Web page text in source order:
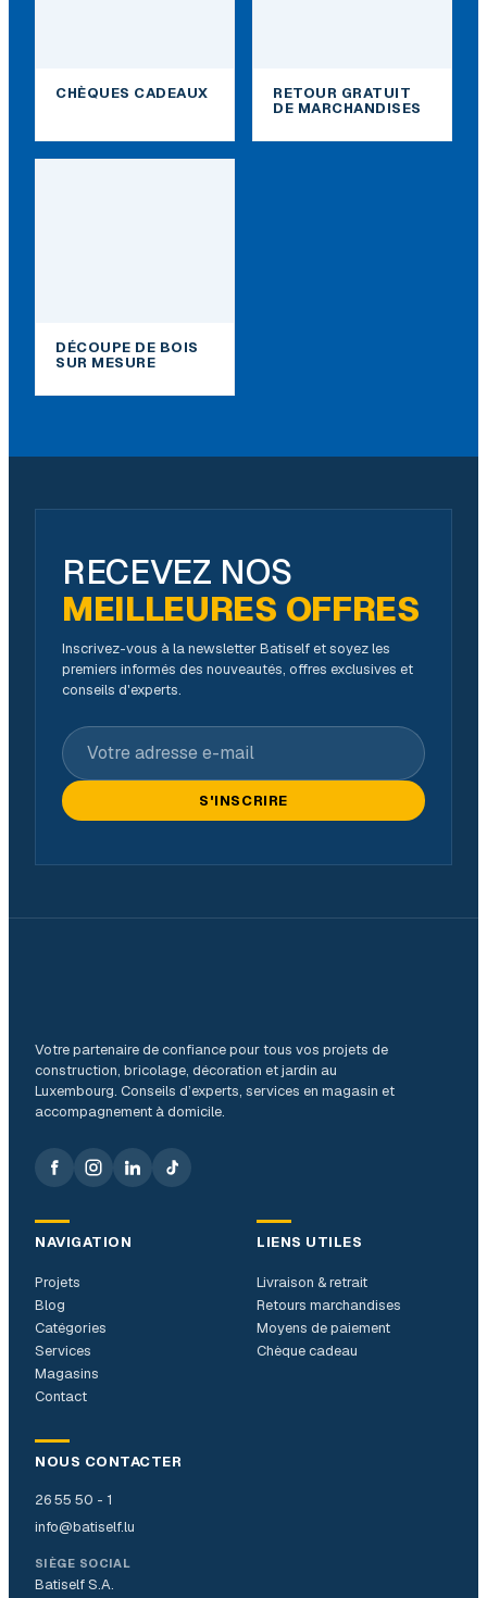
CHÈQUES CADEAUX
RETOUR GRATUIT
DE MARCHANDISES
DÉCOUPE DE BOIS
SUR MESURE
RECEVEZ NOS
MEILLEURES OFFRES
Inscrivez-vous à la newsletter Batiself et soyez les
premiers informés des nouveautés, offres exclusives et
conseils d'experts.
Votre adresse e-mail
S'INSCRIRE
Votre partenaire de confiance pour tous vos projets de
construction, bricolage, décoration et jardin au
Luxembourg. Conseils d’experts, services en magasin et
accompagnement à domicile.
NAVIGATION
Projets
Blog
Catégories
Services
Magasins
Contact
LIENS UTILES
Livraison & retrait
Retours marchandises
Moyens de paiement
Chèque cadeau
NOUS CONTACTER
26 55 50 - 1
info@batiself.lu
SIÈGE SOCIAL
Batiself S.A.